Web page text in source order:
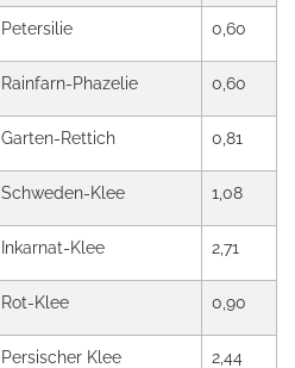
Petersilie 0,60
Rainfarn-Phazelie 0,60
Garten-Rettich 0,81
Schweden-Klee 1,08
Inkarnat-Klee 2,71
Rot-Klee 0,90
Persischer Klee 2,44